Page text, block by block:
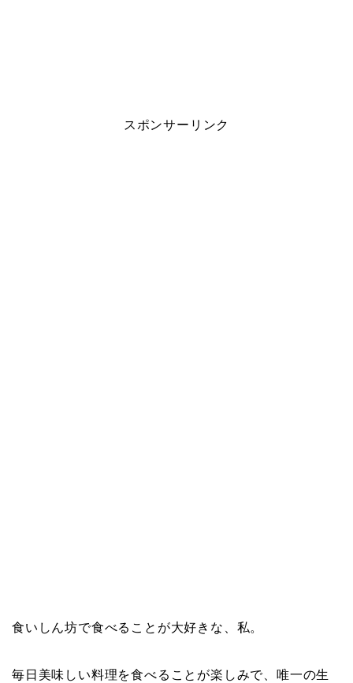
スポンサーリンク
食いしん坊で食べることが大好きな、私。
毎日美味しい料理を食べることが楽しみで、唯一の生